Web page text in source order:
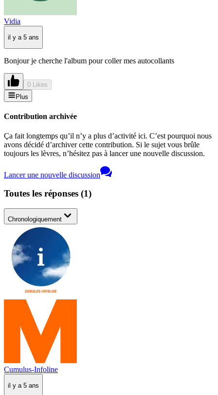
Vidia
il y a 5 ans
Bonjour je cherche l'album pour coller mes autocollants
0 Likes
Plus
Contribution archivée
Ça fait longtemps qu’il n’y a plus d’activité ici. C’est pourquoi nous
avons décidé d’archiver cette contribution. Si le sujet vous brûle
toujours les lèvres, n’hésitez pas à lancer une nouvelle discussion.
Lancer une nouvelle discussion
Toutes les réponses (1)
Chronologiquement
Cumulus-Infoline
il y a 5 ans